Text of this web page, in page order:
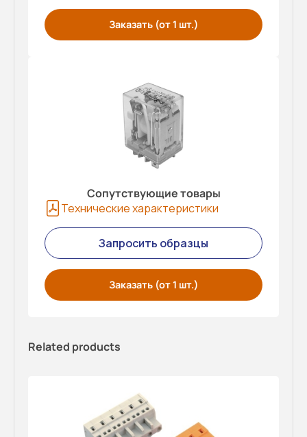
Заказать (от 1 шт.)
Сопутствующие товары
Технические характеристики
Запросить образцы
Заказать (от 1 шт.)
Related products